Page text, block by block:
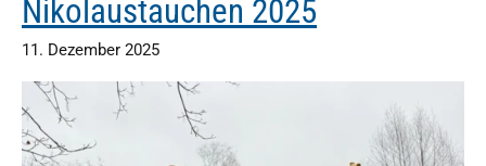
Nikolaustauchen 2025
11. Dezember 2025